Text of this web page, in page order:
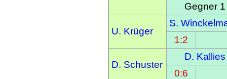
Gegner 1
U. Krüger
S.
1:2
D. Schuster
D. Kallies
0:6